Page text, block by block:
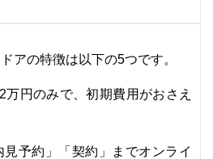
アの特徴は以下の5つです。
円のみで、初期費用がおさえ
見予約」「契約」までオンライ